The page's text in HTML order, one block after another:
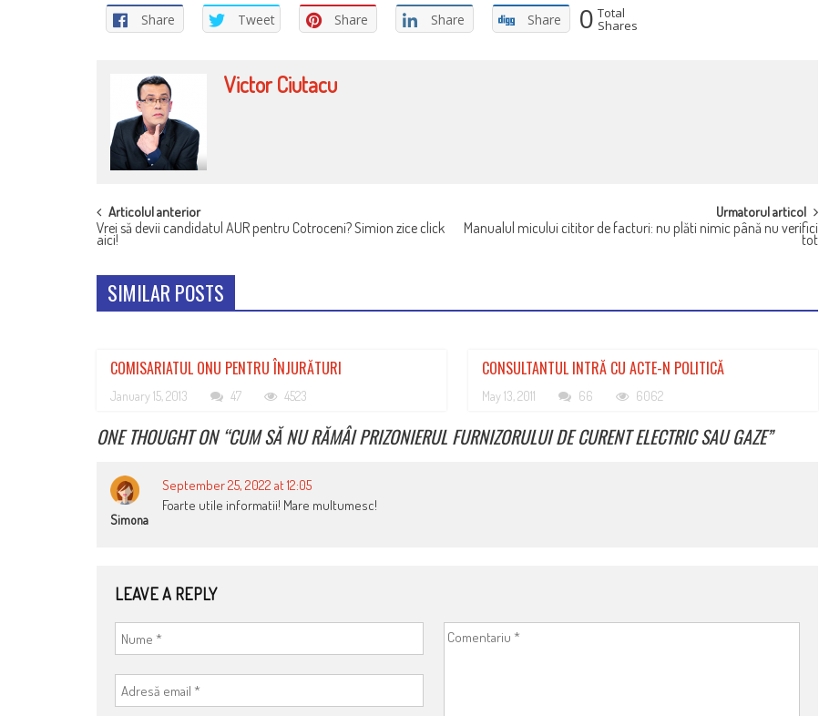
Share Tweet Share Share Share 0 Total
Shares
Victor Ciutacu
POST
NAVIGATION
Articolul anterior
Vrei să devii candidatul AUR pentru Cotroceni? Simion zice click
aici!
Urmatorul articol
Manualul micului cititor de facturi: nu plăti nimic până nu verifici
tot
SIMILAR POSTS
COMISARIATUL ONU PENTRU ÎNJURĂTURI
January 15, 2013 47 4523
CONSULTANTUL INTRĂ CU ACTE-N POLITICĂ
May 13, 2011 66 6062
ONE THOUGHT ON “CUM SĂ NU RĂMÂI PRIZONIERUL FURNIZORULUI DE CURENT ELECTRIC SAU GAZE”
Simona
September 25, 2022 at 12:05
Foarte utile informatii! Mare multumesc!
LEAVE A REPLY